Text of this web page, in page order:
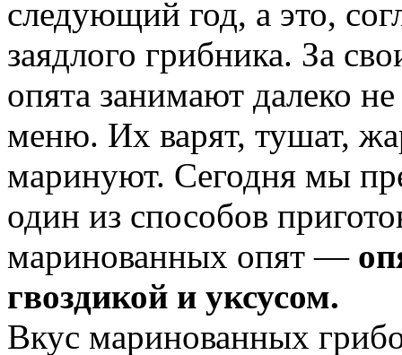
следующий год, а это,
заядлого грибника. За
опята занимают далеко
меню. Их варят, тушат,
маринуют. Сегодня мы
один из способов
маринованных опят —
гвоздикой и уксусом.
Вкус маринованных